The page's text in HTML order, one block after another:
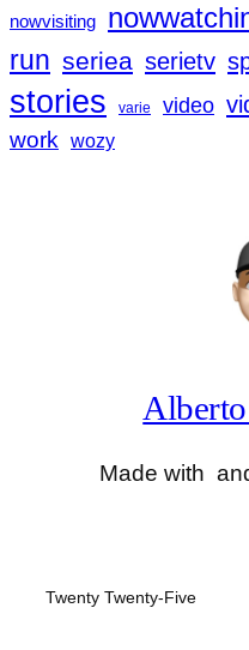
nowvisiting
run seriea serietv
stories
varie video
work wozy
Made with
Twenty Twenty-Five